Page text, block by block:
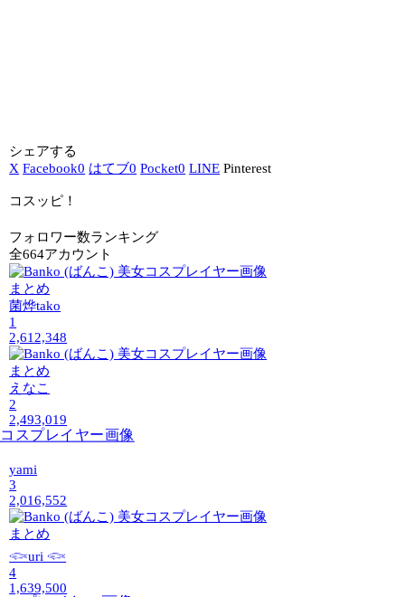
シェアする
X Facebook0 はてブ0 Pocket0 LINE Pinterest
コスッピ！
フォロワー数ランキング
全664アカウント
菌烨tako
1
2,612,348
えなこ
2
2,493,019
yami
3
2,016,552
𓆟uri 𓆟
4
1,639,500